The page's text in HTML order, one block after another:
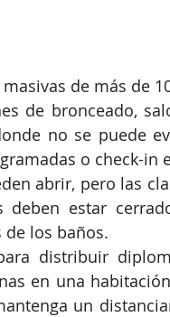
de más de
de bronceado,
no se puede
o check-in
abrir, pero las
estar
de los baños.
distribuir
en una
un